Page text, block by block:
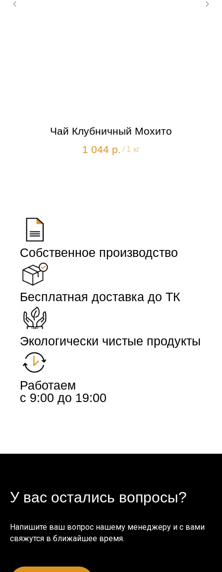
Чай Клубничный Мохито
1 044 р. / 1 кг
Собственное производство
Бесплатная доставка до ТК
Экологически чистые продукты
Работаем
с 9:00 до 19:00
У вас остались вопросы?
Напишите ваш вопрос нашему менеджеру и с вами
свяжутся в ближайшее время.